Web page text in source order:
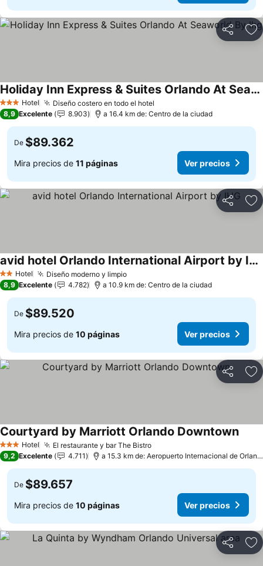
Compartir
3 Estrellas
Hotel Diseño costero en todo el hotel
Holiday Inn Express & Suites Orlando At Seaworld By Ihg
Ver precios
8,9 Excelente 8.903 a 16.4 km de: Centro de la ciudad
De $89.362
Mira precios de 11 páginas Ver precios
Compartir
2 Estrellas
Hotel Diseño moderno y limpioVer precios
avid hotel Orlando International Airport by IHG
Ver precios
8,9 Excelente 4.782 a 10.9 km de: Centro de la ciudad
De $89.520
Mira precios de 10 páginas Ver precios
Compartir
3 Estrellas
Hotel El restaurante y bar The BistroVer precios
Courtyard by Marriott Orlando DowntownVer
9,2 Excelente 4.711 a 15.3 km de: Aeropuerto Internacional de
De $89.657
Mira precios de 10 páginas Ver precios
Compartir